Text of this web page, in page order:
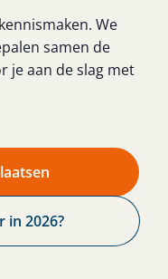
We
samen de
je aan de slag met
in 2026?